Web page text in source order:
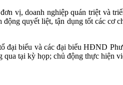
vị, doanh nghiệp quán triệt và
quyết liệt, tận dụng tốt các cơ
biểu và các đại biểu HĐND
tại kỳ họp; chủ động thực hiện